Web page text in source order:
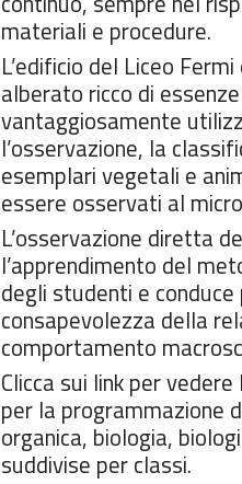
materiali e procedure.
L’edificio del Liceo
alberato ricco di
vantaggiosamente
l’osservazione, la
esemplari vegetali e
essere osservati al
L’osservazione diretta
l’apprendimento del
degli studenti e
consapevolezza della
comportamento
Clicca sui link per
per la programmazione
organica, biologia,
suddivise per classi.